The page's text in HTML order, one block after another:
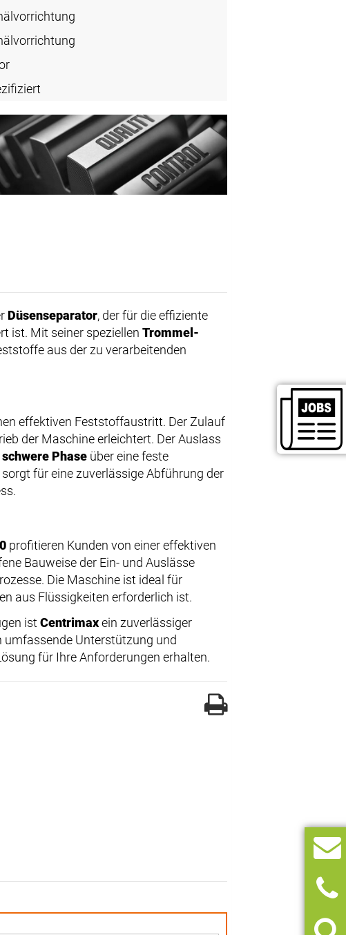
Düsenseparator, der für die effiziente
ist. Mit seiner speziellen Trommel-
aus der zu verarbeitenden
effektiven Feststoffaustritt. Der Zulauf
der Maschine erleichtert. Der Auslass
schwere Phase über eine feste
für eine zuverlässige Abführung der
profitieren Kunden von einer effektiven
Bauweise der Ein- und Auslässe
Die Maschine ist ideal für
aus Flüssigkeiten erforderlich ist.
istCentrimaxein zuverlässiger
umfassende Unterstützung und
für Ihre Anforderungen erhalten.